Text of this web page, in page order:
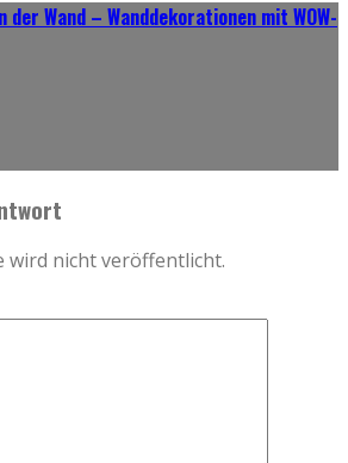
der Wand – Wanddekorationen mit WOW-
wird nicht veröffentlicht.